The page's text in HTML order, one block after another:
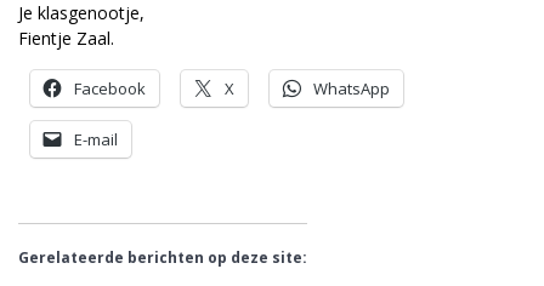
Je klasgenootje,
Fientje Zaal.
Facebook X WhatsApp
E-mail
Gerelateerde berichten op deze site: